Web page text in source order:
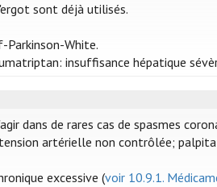
sont déjà utilisés.
White.
insuffisance hépatique
dans de rares cas de spasmes
artérielle non contrôlée;
excessive (voir 10.9.1.